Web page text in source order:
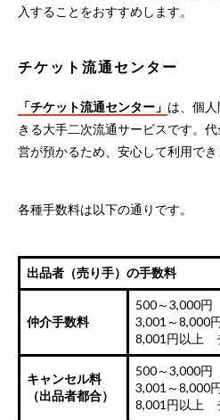
入することをおすすめします。
チケット流通センター
「チケット流通センター」 は、個
きる大手二次流通サービスです。
営が預かるため、安心して利用でき
各種手数料は以下の通りです。
出品者（売り手）の手数料
仲介手数料
500～3,000
3,001～
8,001円以上
キャンセル料
（出品者都合）
500～3,000
3,001～8,000
8,001円以上